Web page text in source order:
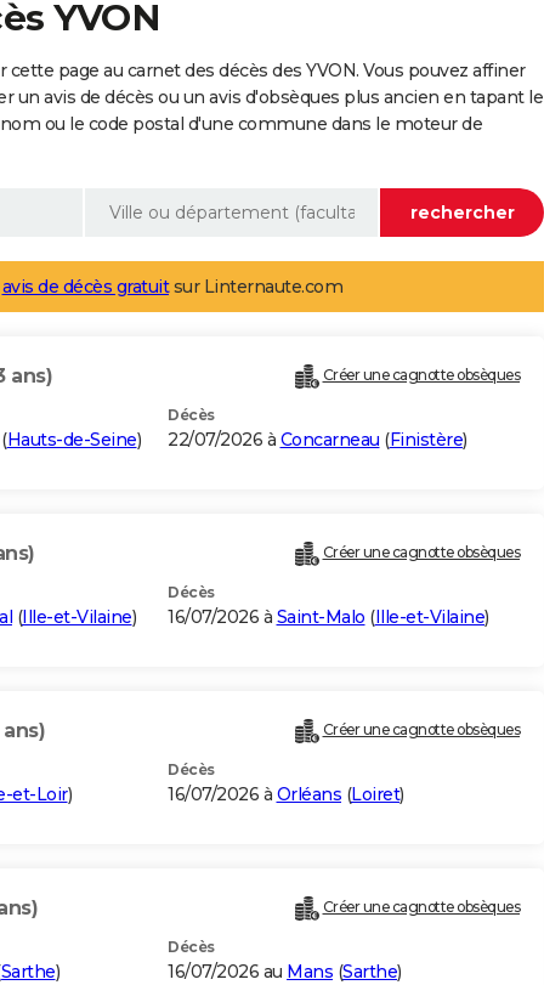
YVON
page au carnet des décès des YVON. Vous pouvez affiner
un avis de décès ou un avis d'obsèques plus ancien en tapant le
ou le code postal d'une commune dans le moteur de
avis de décès gratuitsur Linternaute.com
ans) Créer une cagnotte obsèques
(Hauts-de-Seine)
Décès
22/07/2026 à Concarneau (Finistère)
Créer une cagnotte obsèques
(Ille-et-Vilaine)
Décès
16/07/2026 à Saint-Malo (Ille-et-Vilaine)
ans) Créer une cagnotte obsèques
et-Loir)
Décès
16/07/2026 à Orléans (Loiret)
Créer une cagnotte obsèques
Sarthe)
Décès
16/07/2026 au Mans (Sarthe)